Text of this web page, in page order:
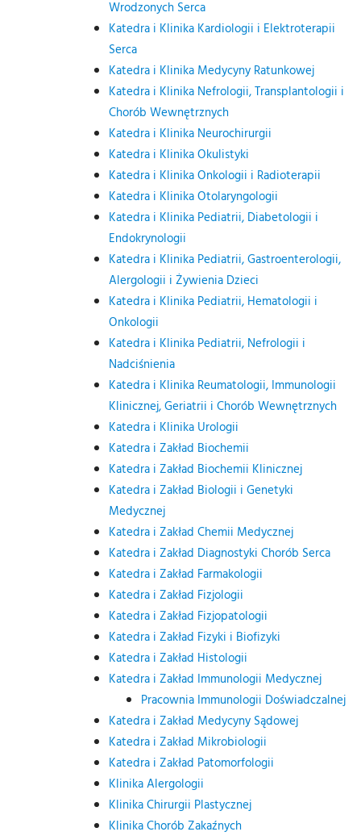
Wrodzonych Serca
Katedra i Klinika Kardiologii i Elektroterapii
Serca
Katedra i Klinika Medycyny Ratunkowej
Katedra i Klinika Nefrologii, Transplantologii i
Chorób Wewnętrznych
Katedra i Klinika Neurochirurgii
Katedra i Klinika Okulistyki
Katedra i Klinika Onkologii i Radioterapii
Katedra i Klinika Otolaryngologii
Katedra i Klinika Pediatrii, Diabetologii i
Endokrynologii
Katedra i Klinika Pediatrii, Gastroenterologii,
Alergologii i Żywienia Dzieci
Katedra i Klinika Pediatrii, Hematologii i
Onkologii
Katedra i Klinika Pediatrii, Nefrologii i
Nadciśnienia
Katedra i Klinika Reumatologii, Immunologii
Klinicznej, Geriatrii i Chorób Wewnętrznych
Katedra i Klinika Urologii
Katedra i Zakład Biochemii
Katedra i Zakład Biochemii Klinicznej
Katedra i Zakład Biologii i Genetyki
Medycznej
Katedra i Zakład Chemii Medycznej
Katedra i Zakład Diagnostyki Chorób Serca
Katedra i Zakład Farmakologii
Katedra i Zakład Fizjologii
Katedra i Zakład Fizjopatologii
Katedra i Zakład Fizyki i Biofizyki
Katedra i Zakład Histologii
Katedra i Zakład Immunologii Medycznej
Pracownia Immunologii Doświadczalnej
Katedra i Zakład Medycyny Sądowej
Katedra i Zakład Mikrobiologii
Katedra i Zakład Patomorfologii
Klinika Alergologii
Klinika Chirurgii Plastycznej
Klinika Chorób Zakaźnych